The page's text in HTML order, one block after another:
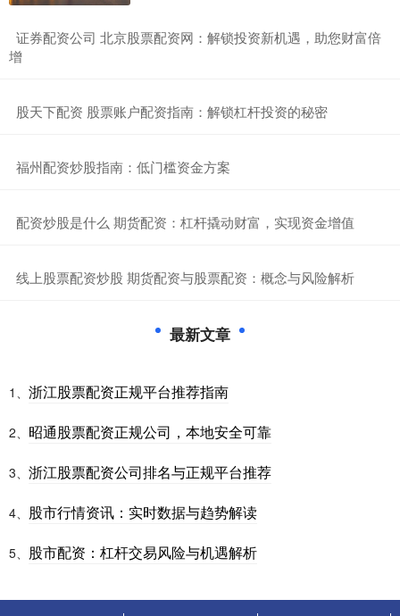
​证券配资公司 北京股票配资网：解锁投资新机遇，助您财富倍
增
​股天下配资 股票账户配资指南：解锁杠杆投资的秘密
​福州配资炒股指南：低门槛资金方案
​配资炒股是什么 期货配资：杠杆撬动财富，实现资金增值
​线上股票配资炒股 期货配资与股票配资：概念与风险解析
最新文章
1、 浙江股票配资正规平台推荐指南
2、 昭通股票配资正规公司，本地安全可靠
3、 浙江股票配资公司排名与正规平台推荐
4、 股市行情资讯：实时数据与趋势解读
5、 股市配资：杠杆交易风险与机遇解析